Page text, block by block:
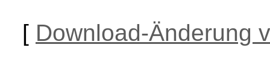
[ Download-Änderung